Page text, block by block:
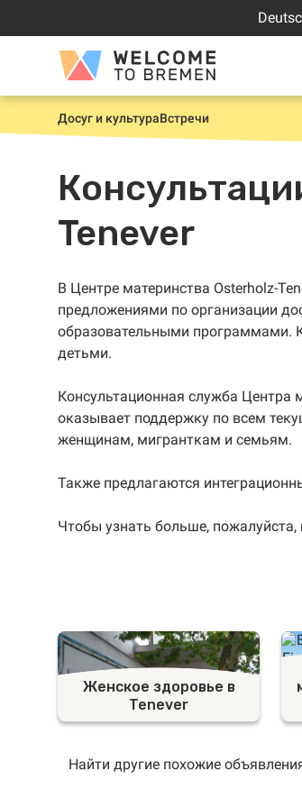
содержаниюWelcome
to
Bremen
Главная
Досуг и культураВстречи
Tenever
В Центре материнства Osterholz-
предложениями по организации
образовательными программами.
детьми.
Консультационная служба Центра
оказывает поддержку по всем
женщинам, мигранткам и семьям.
Также предлагаются
Чтобы узнать больше, пожалуйста,
Женское здоровье в
Tenever
Найти другие похожие